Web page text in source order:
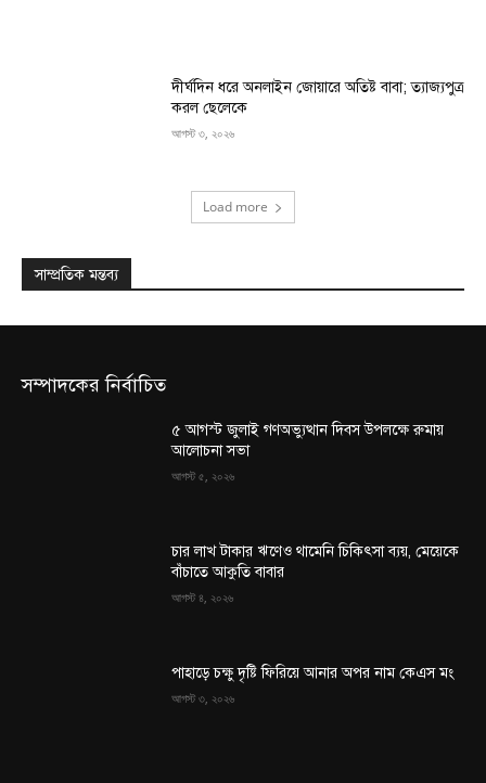
দীর্ঘদিন ধরে অনলাইন জোয়ারে অতিষ্ট বাবা; ত্যাজ্যপুত্র
করল ছেলেকে
আগস্ট ৩, ২০২৬
Load more
সাম্প্রতিক মন্তব্য
সম্পাদকের নির্বাচিত
৫ আগস্ট জুলাই গণঅভ্যুত্থান দিবস উপলক্ষে রুমায়
আলোচনা সভা
আগস্ট ৫, ২০২৬
চার লাখ টাকার ঋণেও থামেনি চিকিৎসা ব্যয়, মেয়েকে
বাঁচাতে আকুতি বাবার
আগস্ট ৪, ২০২৬
পাহাড়ে চক্ষু দৃষ্টি ফিরিয়ে আনার অপর নাম কেএস মং
আগস্ট ৩, ২০২৬